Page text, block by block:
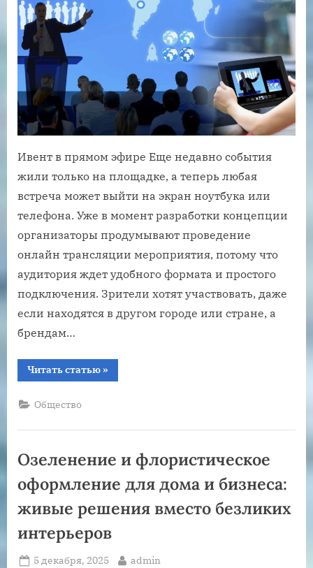
Ивент в прямом эфире Еще недавно события
жили только на площадке, а теперь любая
встреча может выйти на экран ноутбука или
телефона. Уже в момент разработки концепции
организаторы продумывают проведение
онлайн трансляции мероприятия, потому что
аудитория ждет удобного формата и простого
подключения. Зрители хотят участвовать, даже
если находятся в другом городе или стране, а
брендам…
Читать статью“Проведение
онлайн
ваш
цифровой
мир”
»
Общество
Озеленение и флористическое
оформление для дома и бизнеса:
живые решения вместо безликих
интерьеров
Posted
5 декабря, 2025 By
admin